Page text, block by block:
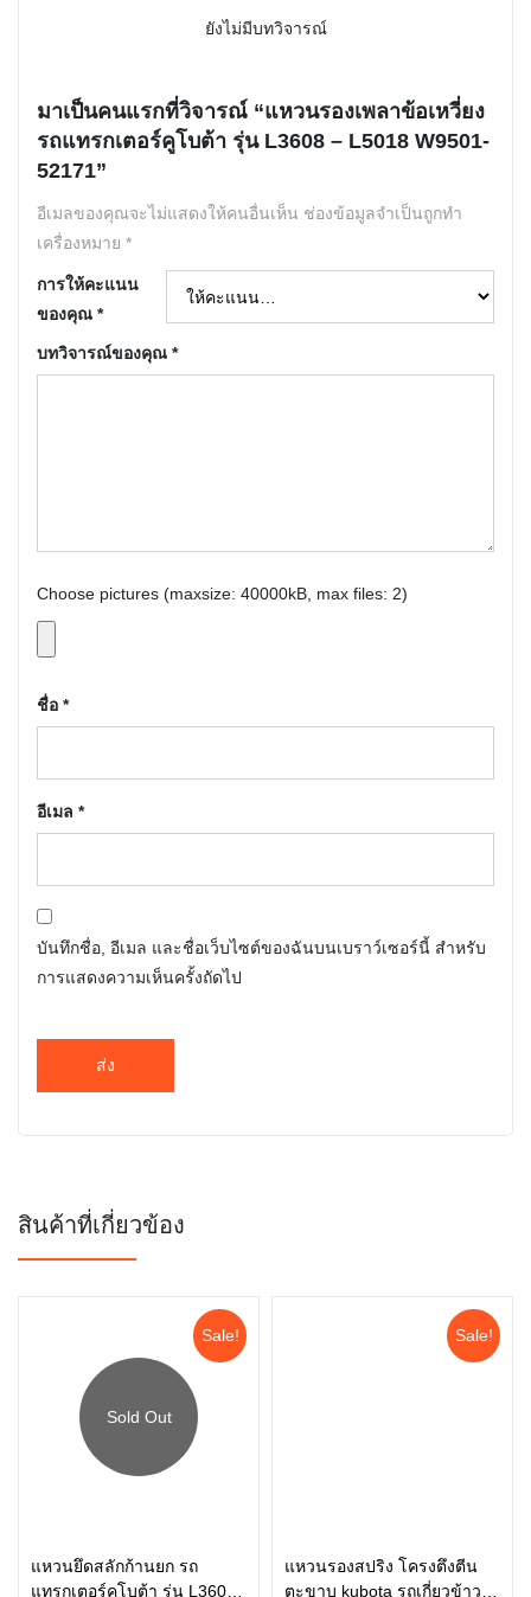
ยังไม่มีบทวิจารณ์
มาเป็นคนแรกที่วิจารณ์ “แหวนรองเพลาข้อเหวี่ยง
รถแทรกเตอร์คูโบต้า รุ่น L3608 – L5018 W9501-
52171”
อีเมลของคุณจะไม่แสดงให้คนอื่นเห็น ช่องข้อมูลจำเป็นถูกทำ
เครื่องหมาย *
การให้คะแนน
ของคุณ *
บทวิจารณ์ของคุณ *
Choose pictures (maxsize: 40000kB, max files: 2)
ชื่อ *
อีเมล *
บันทึกชื่อ, อีเมล และชื่อเว็บไซต์ของฉันบนเบราว์เซอร์นี้ สำหรับ
การแสดงความเห็นครั้งถัดไป
สินค้าที่เกี่ยวข้อง
Sale!
แหวนยึดสลักก้านยก รถ
แทรกเตอร์คูโบต้า รุ่น L3608,
อ่านเพิ่ม
Sale!
แหวนรองสปริง โครงตึงตีน
ตะขาบ kubota รถเกี่ยวข้าวคู
หยิบใส่ตะกร้า